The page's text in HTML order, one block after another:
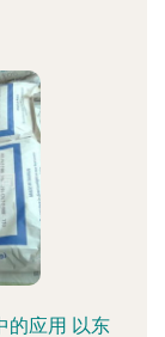
的应用 以东